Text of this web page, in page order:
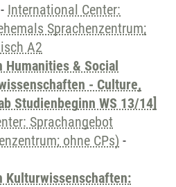
- International Center:
Sprachenzentrum;
A2
Humanities & Social
- Culture,
Studienbeginn WS 13/14]
Sprachangebot
ohne CPs) -
Kulturwissenschaften: